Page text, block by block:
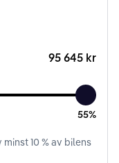
95 645 kr
55%
minst10% av bilens